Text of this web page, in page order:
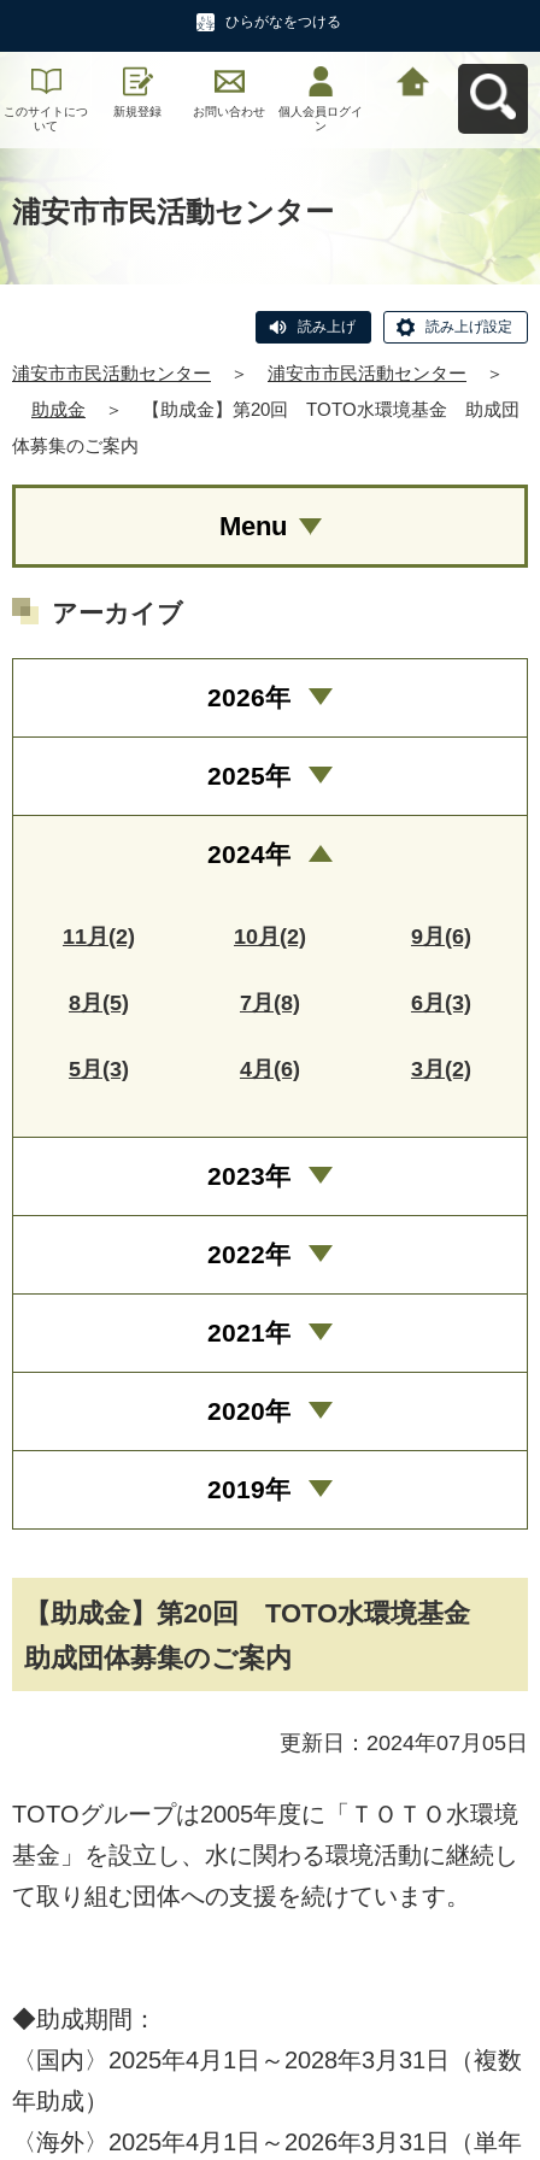
ひらがなをつける
このサイトにつ
いて
新規登録 お問い合わせ
個人会員ログイ
ン
浦安市市民活動センター
読み上げ 読み上げ設定
浦安市市民活動センター ＞ 浦安市市民活動センター
＞
助成金
＞
【助成金】第20回 TOTO水環境基金 助成団
体募集のご案内
【助成金】第20回 TOTO水環境基金
助成団体募集のご案内
更新日：2024年07月05日
TOTOグループは2005年度に「ＴＯＴＯ水環境
基金」を設立し、水に関わる環境活動に継続し
て取り組む団体への支援を続けています。
◆助成期間：
〈国内〉2025年4月1日～2028年3月31日（複数
年助成）
〈海外〉2025年4月1日～2026年3月31日（単年
Menu
アーカイブ
2026年
2025年
2024年
11月(2) 10月(2) 9月(6)
8月(5) 7月(8) 6月(3)
5月(3) 4月(6) 3月(2)
2023年
2022年
2021年
2020年
2019年